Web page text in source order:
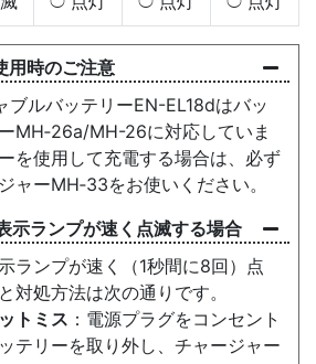
用時のご注意
ブルバッテリーEN-EL18dはバッ
MH‑26a/MH-26に対応していま
を使用して充電する場合は、必ず
ャーMH‑33をお使いください。
示ランプが速く点滅する場合
ランプが速く（1秒間に8回）点
対処方法は次の通りです。
トミス ：電源プラグをコンセント
テリーを取り外し、チャージャー